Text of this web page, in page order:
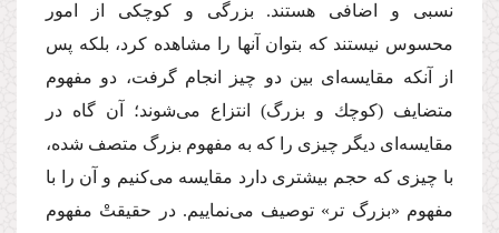
نسبى و اضافى هستند. بزرگى و كوچكى از امور
محسوس نیستند كه بتوان آنها را مشاهده كرد، بلكه پس
از آنكه مقایسه‌اى بین دو چیز انجام گرفت، دو مفهوم
متضایف (كوچك و بزرگ) انتزاع مى‌شوند؛ آن گاه در
مقایسه‌اى دیگر چیزى را كه به مفهوم بزرگ متصف شده،
با چیزى كه حجم بیشترى دارد مقایسه مى‌كنیم و آن را با
مفهوم «بزرگ تر» توصیف مى‌نماییم. در حقیقتْ مفهوم